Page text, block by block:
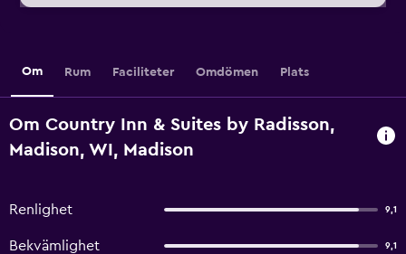
Om Rum Faciliteter Omdömen Plats
Om Country Inn & Suites by Radisson,
Madison, WI, Madison
Renlighet 9,1
Bekvämlighet 9,1